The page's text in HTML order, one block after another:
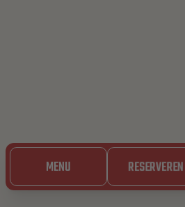
MENU RESERVEREN